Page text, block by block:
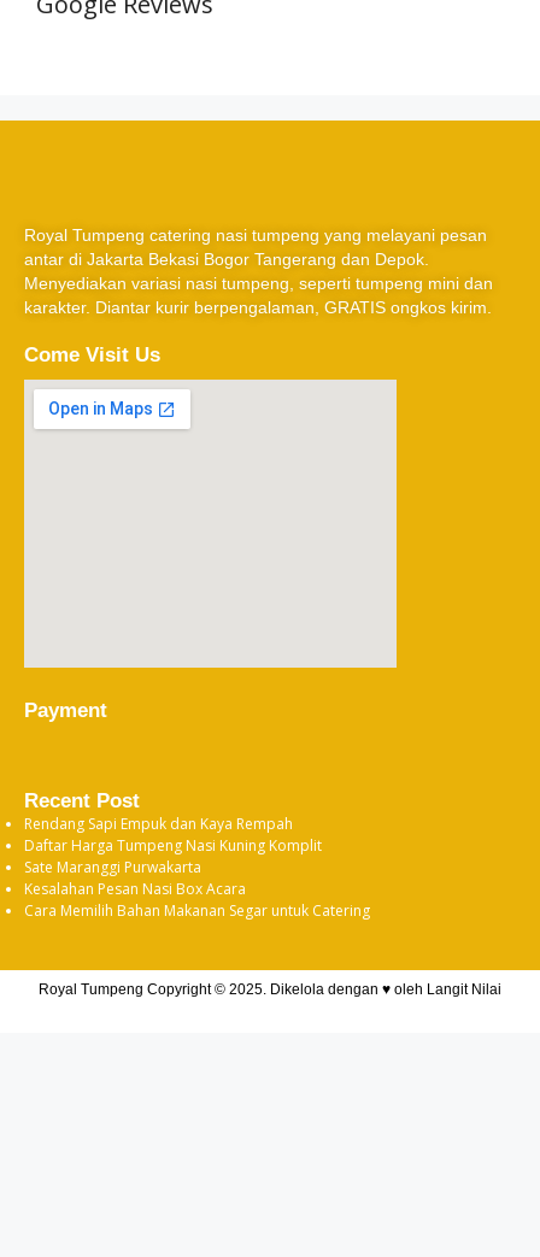
Royal Tumpeng catering nasi tumpeng yang melayani pesan
antar di Jakarta Bekasi Bogor Tangerang dan Depok.
Menyediakan variasi nasi tumpeng, seperti tumpeng mini dan
karakter. Diantar kurir berpengalaman, GRATIS ongkos kirim.
Come Visit Us
Payment
Recent Post
Rendang Sapi Empuk dan Kaya Rempah
Daftar Harga Tumpeng Nasi Kuning Komplit
Sate Maranggi Purwakarta
Kesalahan Pesan Nasi Box Acara
Cara Memilih Bahan Makanan Segar untuk Catering
Royal Tumpeng Copyright © 2025. Dikelola dengan ♥ oleh Langit Nilai